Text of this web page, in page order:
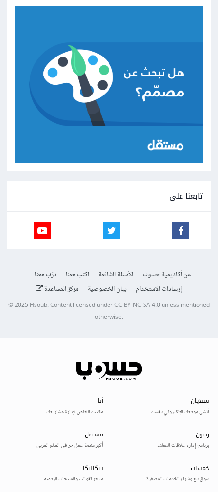
تابعنا على
عن أكاديمية حسوب الأسئلة الشائعة اكتب معنا
درّب معنا
إرشادات الاستخدام
بيان الخصوصية مركز المساعدة
© 2025Hsoub.Content licensed underCC BY-NC-SA 4.0unless mentioned
otherwise.